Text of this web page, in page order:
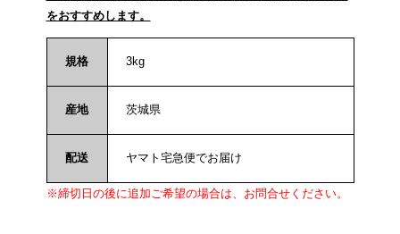
をおすすめします。
規格 3kg
産地 茨城県
配送 ヤマト宅急便でお届け
※締切日の後に追加ご希望の場合は、お問合せください。